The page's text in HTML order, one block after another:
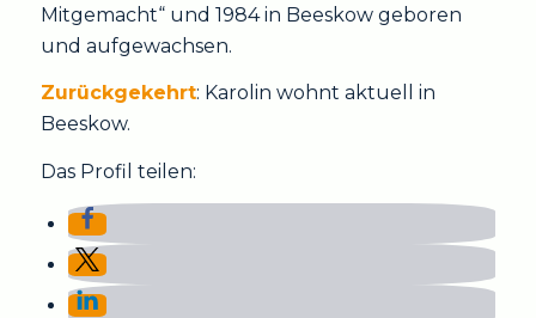
Mitgemacht“ und 1984 in Beeskow geboren
und aufgewachsen.
Zurückgekehrt: Karolin wohnt aktuell in
Beeskow.
Das Profil teilen: